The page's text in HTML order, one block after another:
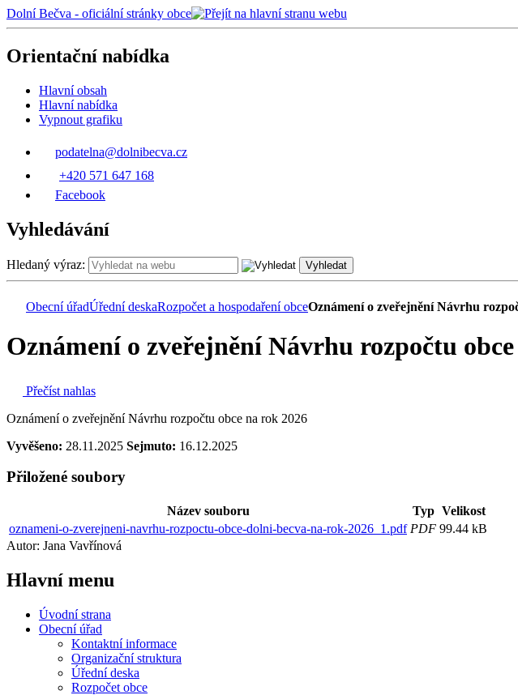
Dolní Bečva - oficiální stránky obce
Orientační nabídka
Hlavní obsah
Hlavní nabídka
Vypnout grafiku
podatelna@dolnibecva.cz
+420 571 647 168
Facebook
Vyhledávání
Hledaný výraz: Vyhledat
Obecní úřadÚřední deskaRozpočet a hospodaření obceOznámení o zveřejnění Návrhu
Oznámení o zveřejnění Návrhu rozpočtu
Přečíst nahlas
Oznámení o zveřejnění Návrhu rozpočtu obce na rok 2026
Vyvěšeno: 28.11.2025 Sejmuto: 16.12.2025
Přiložené soubory
Název souboru Typ Velikost
oznameni-o-zverejneni-navrhu-rozpoctu-obce-dolni-becva-na-rok-2026_1.pdf PDF 99.44 kB
Autor: Jana Vavřínová
Hlavní menu
Úvodní strana
Obecní úřad
Kontaktní informace
Organizační struktura
Úřední deska
Rozpočet obce